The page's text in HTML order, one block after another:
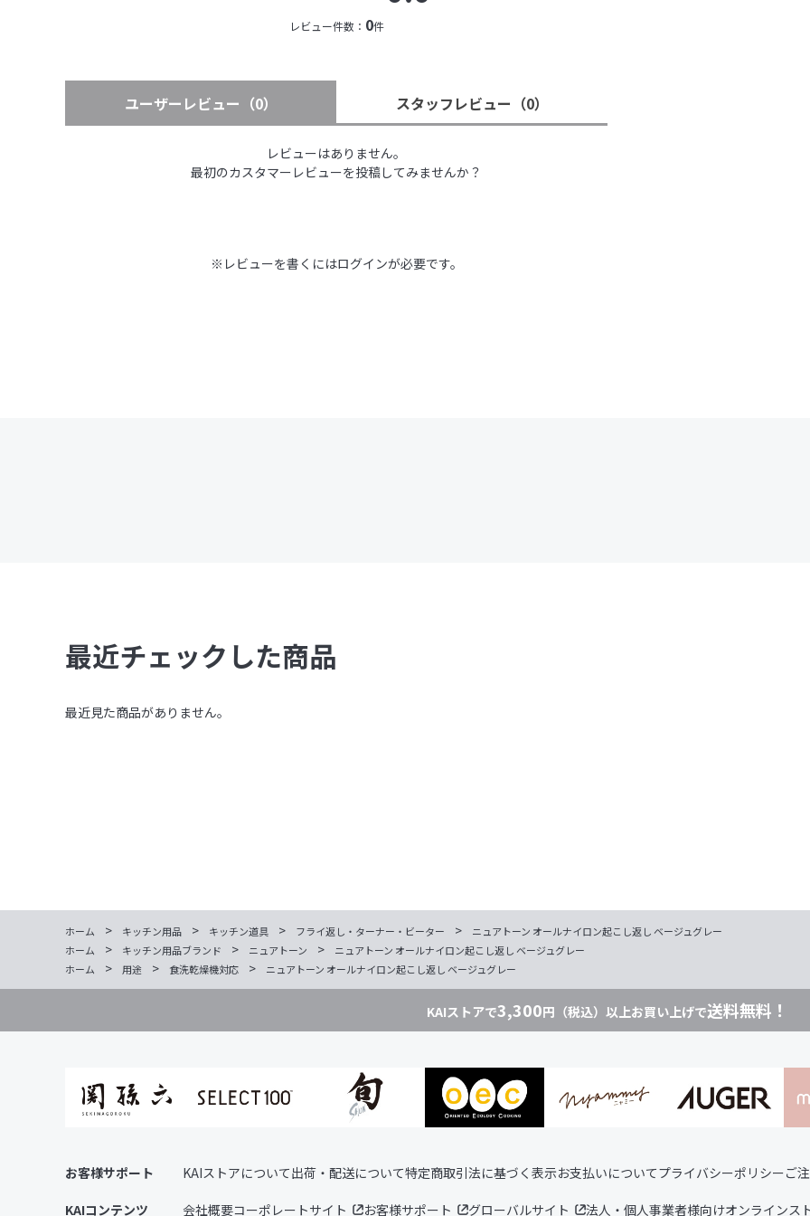
レビュー件数： 0件
ユーザーレビュー （0） スタッフレビュー （0）
レビューはありません。
最初のカスタマーレビューを投稿してみませんか？
※レビューを書くにはログインが必要です。
最近チェックした商品
最近見た商品がありません。
ホーム > キッチン用品 > キッチン道具 > フライ返し・ターナー・ビーター >
ニュアトーン オールナイロン起こし返し ベージュグレー
ホーム
> キッチン用品ブランド > ニュアトーン >
ニュアトーン オールナイロン起こし返し ベージュグレー
ホーム
> 用途 > 食洗乾燥機対応 > ニュアトーン オールナイロン起こし返し ベージュグレー
KAIストアで3,300円（税込）以上お買い上げで送料無料！
お客様サポート KAIストアについて出荷・配送について特定商取引法に基づく表示お支払いについてプライバシーポリシーご
KAIコンテンツ 会社概要コーポレートサイト お客様サポート グローバルサイト 法人・個人事業者様向けオンラインス